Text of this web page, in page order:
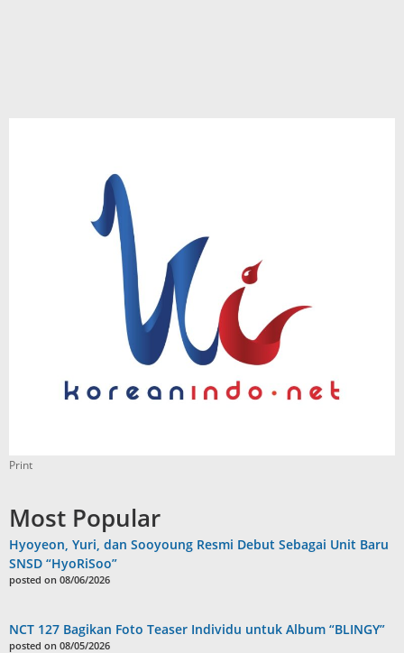
Print
Most Popular
Hyoyeon, Yuri, dan Sooyoung Resmi Debut Sebagai Unit Baru
SNSD “HyoRiSoo”
posted on 08/06/2026
NCT 127 Bagikan Foto Teaser Individu untuk Album “BLINGY”
posted on 08/05/2026